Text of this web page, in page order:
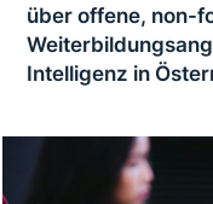
über offene, non-
Intelligenz in